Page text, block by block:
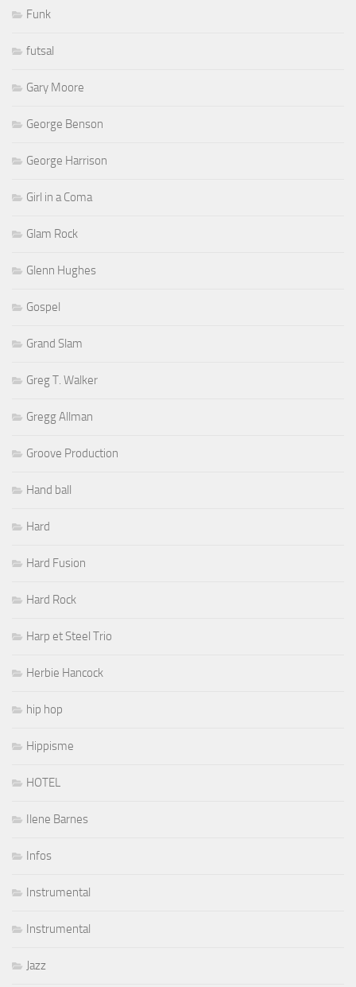
Funk
futsal
Gary Moore
George Benson
George Harrison
Girl in a Coma
Glam Rock
Glenn Hughes
Gospel
Grand Slam
Greg T. Walker
Gregg Allman
Groove Production
Hand ball
Hard
Hard Fusion
Hard Rock
Harp et Steel Trio
Herbie Hancock
hip hop
Hippisme
HOTEL
Ilene Barnes
Infos
Instrumental
Instrumental
Jazz